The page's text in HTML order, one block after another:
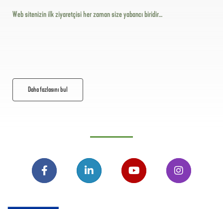
Web sitenizin ilk ziyaretçisi her zaman size yabancı biridir…
Daha fazlasını bul